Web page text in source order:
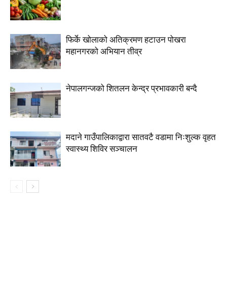
फिर्के खोलाको अतिक्रमण हटाउन पोखरा
महानगरको अभियान तीव्र
नेपालगन्जको शितलन केन्द्र प्रभावकारी बन्दै
मदाने गाउँपालिकाद्वारा सातवटै वडामा निःशुल्क वृहत
स्वास्थ्य शिविर सञ्चालन